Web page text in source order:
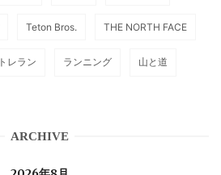
Teton Bros. THE NORTH FACE
トレラン ランニング 山と道
ARCHIVE